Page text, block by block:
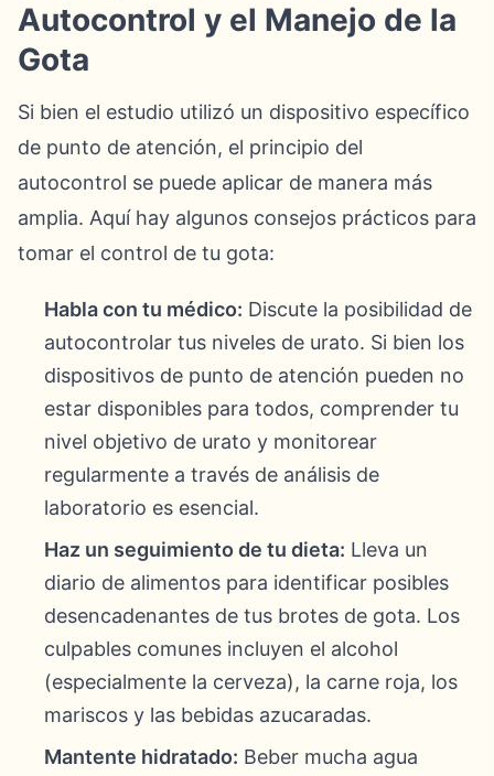
Autocontrol y el Manejo de la
Gota
Si bien el estudio utilizó un dispositivo específico
de punto de atención, el principio del
autocontrol se puede aplicar de manera más
amplia. Aquí hay algunos consejos prácticos para
tomar el control de tu gota:
Habla con tu médico: Discute la posibilidad de
autocontrolar tus niveles de urato. Si bien los
dispositivos de punto de atención pueden no
estar disponibles para todos, comprender tu
nivel objetivo de urato y monitorear
regularmente a través de análisis de
laboratorio es esencial.
Haz un seguimiento de tu dieta: Lleva un
diario de alimentos para identificar posibles
desencadenantes de tus brotes de gota. Los
culpables comunes incluyen el alcohol
(especialmente la cerveza), la carne roja, los
mariscos y las bebidas azucaradas.
Mantente hidratado: Beber mucha agua